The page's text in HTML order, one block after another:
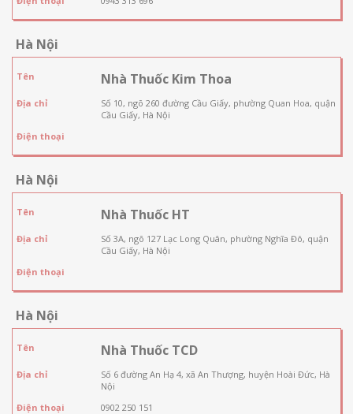
Hà Nội
Tên Nhà Thuốc Kim Thoa
Địa chỉ
Số 10, ngõ 260 đường Cầu Giấy, phường Quan Hoa, quận
Cầu Giấy, Hà Nội
Điện thoại
Hà Nội
Tên Nhà Thuốc HT
Địa chỉ
Số 3A, ngõ 127 Lạc Long Quân, phường Nghĩa Đô, quận
Cầu Giấy, Hà Nội
Điện thoại
Hà Nội
Tên Nhà Thuốc TCD
Địa chỉ
Số 6 đường An Hạ 4, xã An Thượng, huyện Hoài Đức, Hà
Nội
Điện thoại
0902 250 151